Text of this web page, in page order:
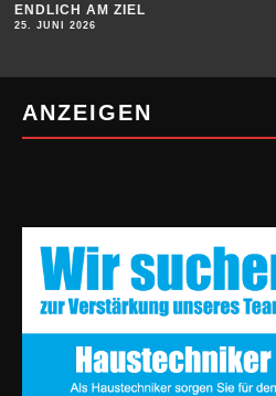
AM ZIEL
ANZEIGEN